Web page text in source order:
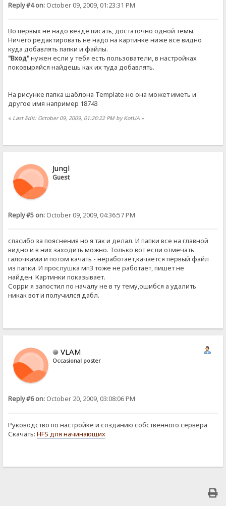
Reply #4 on: October 09, 2009, 01:23:31 PM
Во первых не надо везде писать, достаточно одной темы.
Ничего редактировать не надо на картинке ниже все видно
куда добавлять папки и файлы.
"Вход"нужен если у тебя есть пользователи, в настройках
поковыряйся найдешь как их туда добавлять.
На рисунке папка шаблона Template но она может иметь и
другое имя например 18743
« Last Edit: October 09, 2009, 01:26:22 PM by KotUA »
Jungl
Guest
Reply #5 on: October 09, 2009, 04:36:57 PM
спасибо за пояснения но я так и делал. И папки все на главной
видно и в них заходить можно. Только вот если отмечать
галочками и потом качать - неработает,качается первый файл
из папки. И прослушка мп3 тоже не работает, пишет не
найден. Картинки показывает.
Сорри я запостил по началу не в ту тему,ошибся а удалить
никак вот и получился дабл.
VLAM
Occasional poster
Reply #6 on: October 20, 2009, 03:08:06 PM
Руководство по настройке и созданию собственного сервера
Скачать:HFS для начинающих